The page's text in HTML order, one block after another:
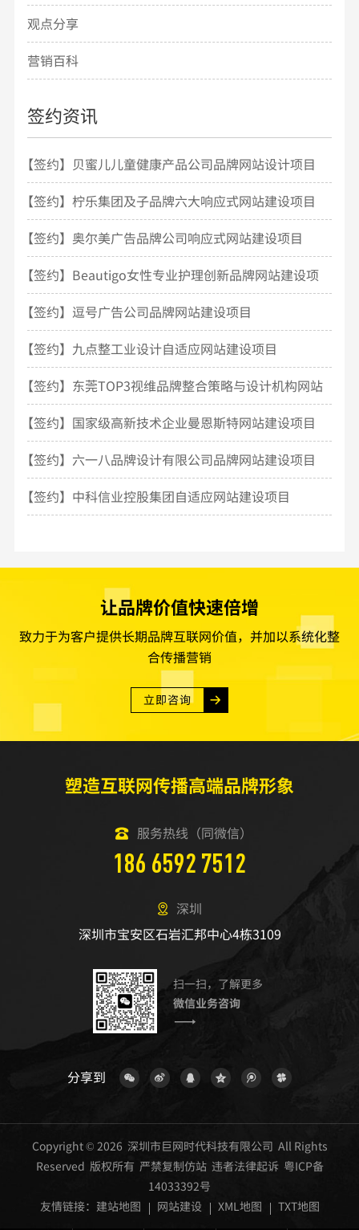
观点分享
营销百科
签约资讯
【签约】贝蜜儿儿童健康产品公司品牌网站设计项目
开发
【签约】柠乐集团及子品牌六大响应式网站建设项目
【签约】奥尔美广告品牌公司响应式网站建设项目
【签约】Beautigo女性专业护理创新品牌网站建设项
目
【签约】逗号广告公司品牌网站建设项目
【签约】九点整工业设计自适应网站建设项目
【签约】东莞TOP3视维品牌整合策略与设计机构网站
建设
【签约】国家级高新技术企业曼恩斯特网站建设项目
【签约】六一八品牌设计有限公司品牌网站建设项目
【签约】中科信业控股集团自适应网站建设项目
让品牌价值快速倍增
致力于为客户提供长期品牌互联网价值，并加以系统化整
合传播营销
立即咨询
塑造互联网传播高端品牌形象
服务热线（同微信）
186 6592 7512
深圳
深圳市宝安区石岩汇邦中心4栋3109
扫一扫，了解更多
微信业务咨询
分享到
Copyright © 2026 深圳市巨网时代科技有限公司 All Rights
Reserved 版权所有 严禁复制仿站 违者法律起诉 粤ICP备
14033392号
友情链接： 建站地图 网站建设 XML地图 TXT地图